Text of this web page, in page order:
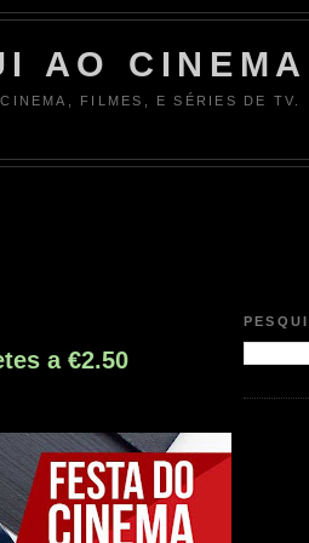
AO CINEMA
FILMES, E SÉRIES DE TV.
a €2.50